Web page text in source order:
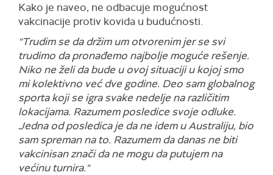
Kako je naveo, ne odbacuje mogućnost
vakcinacije protiv kovida u budućnosti.
"Trudim se da držim um otvorenim jer se svi
trudimo da pronađemo najbolje moguće rešenje.
Niko ne želi da bude u ovoj situaciji u kojoj smo
mi kolektivno već dve godine. Deo sam globalnog
sporta koji se igra svake nedelje na različitim
lokacijama. Razumem posledice svoje odluke.
Jedna od posledica je da ne idem u Australiju, bio
sam spreman na to. Razumem da danas ne biti
vakcinisan znači da ne mogu da putujem na
većinu turnira."